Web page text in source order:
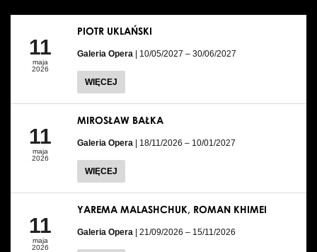
11
maja
2026
PIOTR UKLAŃSKI
Galeria Opera | 10/05/2027 – 30/06/2027
WIĘCEJ
11
maja
2026
MIROSŁAW BAŁKA
Galeria Opera | 18/11/2026 – 10/01/2027
WIĘCEJ
11
maja
2026
YAREMA MALASHCHUK, ROMAN KHIMEI
Galeria Opera | 21/09/2026 – 15/11/2026